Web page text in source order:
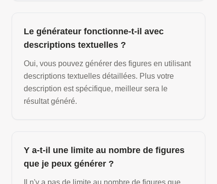
Le générateur fonctionne-t-il avec
descriptions textuelles ?
Oui, vous pouvez générer des figures en utilisant
descriptions textuelles détaillées. Plus votre
description est spécifique, meilleur sera le
résultat généré.
Y a-t-il une limite au nombre de figures
que je peux générer ?
Il n'y a pas de limite au nombre de figures que